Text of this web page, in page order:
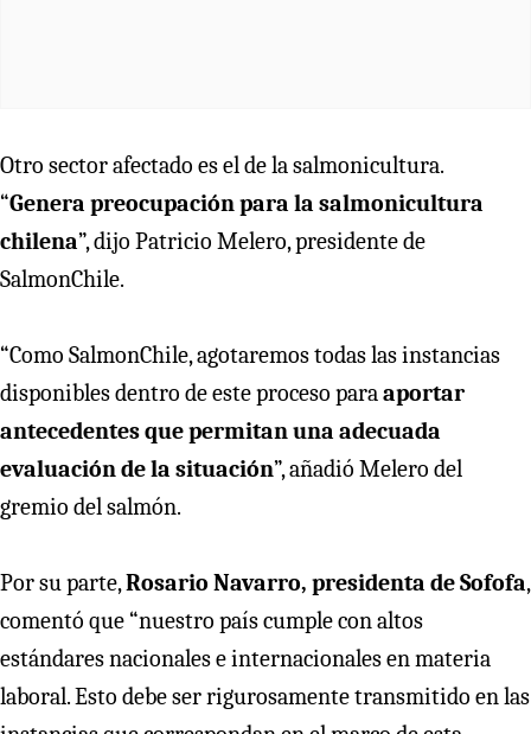
Otro sector afectado es el de la salmonicultura.
“Genera preocupación para la salmonicultura
chilena”, dijo Patricio Melero, presidente de
SalmonChile.
“Como SalmonChile, agotaremos todas las instancias
disponibles dentro de este proceso paraaportar
antecedentes que permitan una adecuada
evaluación de la situación”, añadió Melero del
gremio del salmón.
Por su parte,Rosario Navarro, presidenta de Sofofa,
comentó que “nuestro país cumple con altos
estándares nacionales e internacionales en materia
laboral. Esto debe ser rigurosamente transmitido en las